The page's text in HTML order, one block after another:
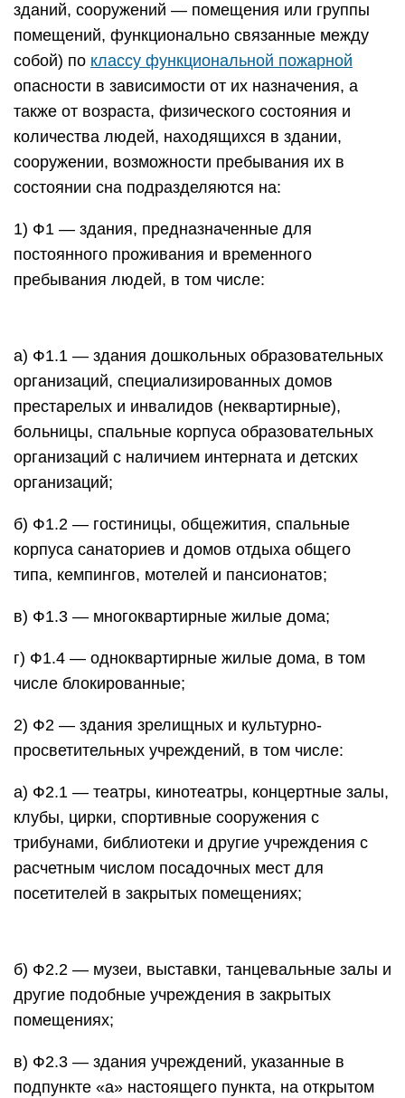
зданий, сооружений — помещения или группы
помещений, функционально связанные между
собой) по классу функциональной пожарной
опасности в зависимости от их назначения, а
также от возраста, физического состояния и
количества людей, находящихся в здании,
сооружении, возможности пребывания их в
состоянии сна подразделяются на:
1) Ф1 — здания, предназначенные для
постоянного проживания и временного
пребывания людей, в том числе:
а) Ф1.1 — здания дошкольных образовательных
организаций, специализированных домов
престарелых и инвалидов (неквартирные),
больницы, спальные корпуса образовательных
организаций с наличием интерната и детских
организаций;
б) Ф1.2 — гостиницы, общежития, спальные
корпуса санаториев и домов отдыха общего
типа, кемпингов, мотелей и пансионатов;
в) Ф1.3 — многоквартирные жилые дома;
г) Ф1.4 — одноквартирные жилые дома, в том
числе блокированные;
2) Ф2 — здания зрелищных и культурно-
просветительных учреждений, в том числе:
а) Ф2.1 — театры, кинотеатры, концертные залы,
клубы, цирки, спортивные сооружения с
трибунами, библиотеки и другие учреждения с
расчетным числом посадочных мест для
посетителей в закрытых помещениях;
б) Ф2.2 — музеи, выставки, танцевальные залы и
другие подобные учреждения в закрытых
помещениях;
в) Ф2.3 — здания учреждений, указанные в
подпункте «а» настоящего пункта, на открытом